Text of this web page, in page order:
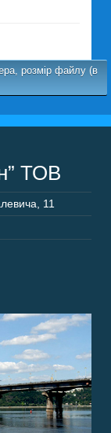
розмір файлу (в
ТОВ
11